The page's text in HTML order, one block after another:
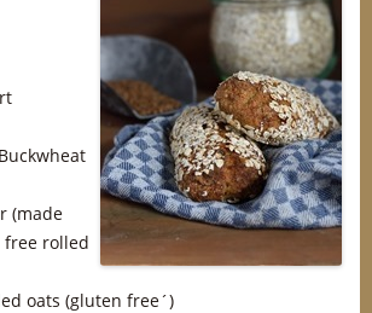
(made
rolled
oats (gluten free´)